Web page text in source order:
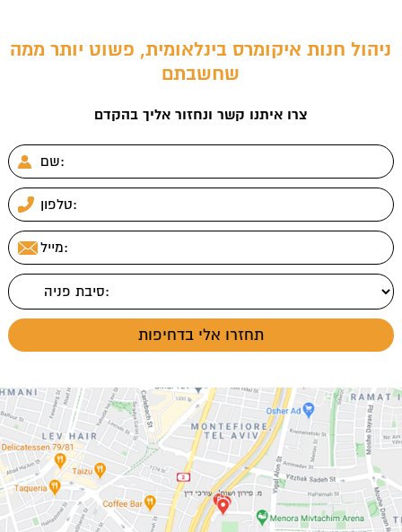
ניהול חנות איקומרס בינלאומית, פשוט יותר ממה
שחשבתם
צרו איתנו קשר ונחזור אליך בהקדם